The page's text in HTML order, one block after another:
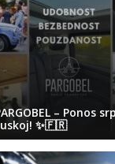
– Ponos
✨🇫🇷